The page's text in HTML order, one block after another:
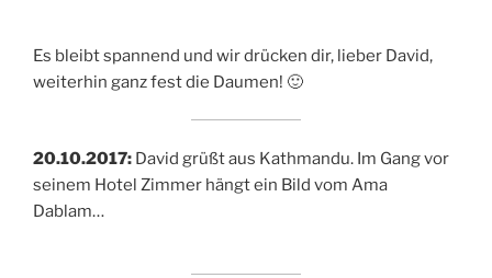
Es bleibt spannend und wir drücken dir, lieber David,
weiterhin ganz fest die Daumen! 🙂
20.10.2017: David grüßt aus Kathmandu. Im Gang vor
seinem Hotel Zimmer hängt ein Bild vom Ama
Dablam…